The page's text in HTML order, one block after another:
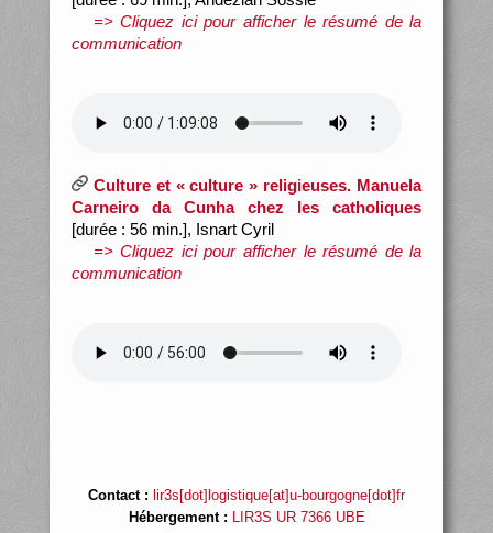
=> Cliquez ici pour afficher le résumé de la
communication
Culture et « culture » religieuses. Manuela
Carneiro da Cunha chez les catholiques
[durée : 56 min.], Isnart Cyril
=> Cliquez ici pour afficher le résumé de la
communication
Contact : lir3s[dot]logistique[at]u-bourgogne[dot]fr
Hébergement : LIR3S UR 7366 UBE